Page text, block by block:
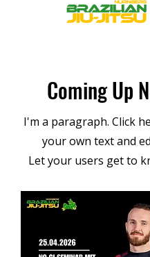
Coming Up
I'm a paragraph. Click
your own text and
Let your users get to